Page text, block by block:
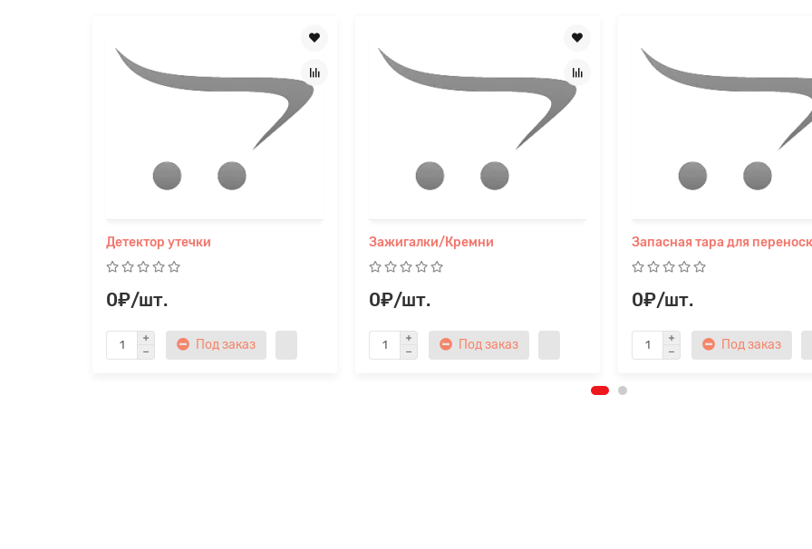
Детектор утечки
0₽/шт.
Под заказ
Зажигалки/Кремни
0₽/шт.
Под заказ
Запасная тара для
0₽/шт.
Под заказ
Прикрепите файл